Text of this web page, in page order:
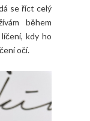
se říct celý
během
kdy ho
očí.